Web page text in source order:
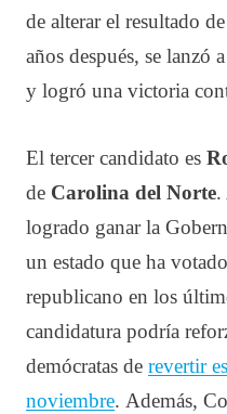
de alterar el resultado
años después, se lanzó
y logró una victoria
El tercer candidato es
de Carolina del Norte.
logrado ganar la
un estado que ha
republicano en los
candidatura podría
demócratas de revertir
noviembre. Además,